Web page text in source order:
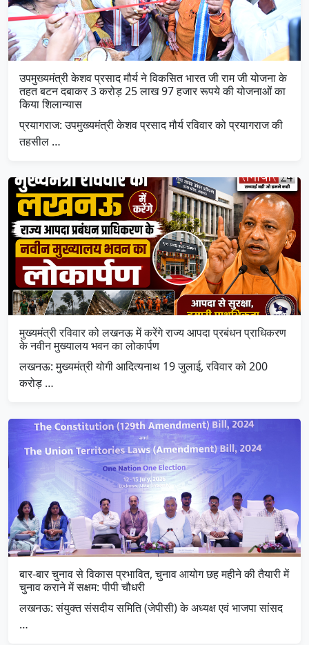
उपमुख्यमंत्री केशव प्रसाद मौर्य ने विकसित भारत जी राम जी योजना के
तहत बटन दबाकर 3 करोड़ 25 लाख 97 हजार रूपये की योजनाओं का
किया शिलान्यास
प्रयागराज: उपमुख्यमंत्री केशव प्रसाद मौर्य रविवार को प्रयागराज की
तहसील …
मुख्यमंत्री रविवार को लखनऊ में करेंगे राज्य आपदा प्रबंधन प्राधिकरण
के नवीन मुख्यालय भवन का लोकार्पण
लखनऊ: मुख्यमंत्री योगी आदित्यनाथ 19 जुलाई, रविवार को 200
करोड़ …
बार-बार चुनाव से विकास प्रभावित, चुनाव आयोग छह महीने की तैयारी में
चुनाव कराने में सक्षम: पीपी चौधरी
लखनऊ: संयुक्त संसदीय समिति (जेपीसी) के अध्यक्ष एवं भाजपा सांसद
…